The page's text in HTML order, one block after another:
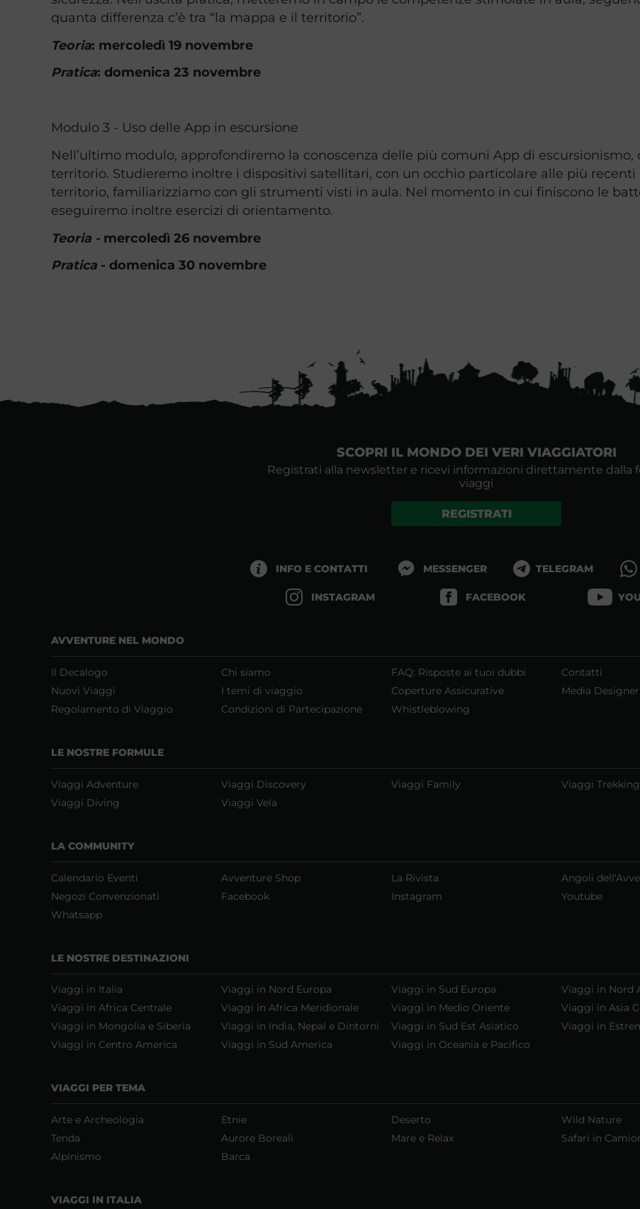
quanta differenza c’è tra “la mappa e il territorio”.
Teoria: mercoledì 19 novembre
Pratica: domenica 23 novembre
Modulo 3 - Uso delle App in escursione
Nell’ultimo modulo, approfondiremo la conoscenza delle più comuni App di escursionismo,
territorio. Studieremo inoltre i dispositivi satellitari, con un occhio particolare alle più recenti
territorio, familiarizziamo con gli strumenti visti in aula. Nel momento in cui finiscono le
eseguiremo inoltre esercizi di orientamento.
Teoria - mercoledì 26 novembre
Pratica - domenica 30 novembre
SCOPRI IL MONDO DEI VERI VIAGGIATORI
Registrati alla newsletter e ricevi informazioni direttamente dalla
viaggi
REGISTRATI
INFO E CONTATTI MESSENGER TELEGRAM
INSTAGRAM FACEBOOK
AVVENTURE NEL MONDO
Il Decalogo Chi siamo FAQ: Risposte ai tuoi dubbi Contatti
Nuovi Viaggi
I temi di viaggio Coperture Assicurative Media Designer
Regolamento di Viaggio
Condizioni di Partecipazione Whistleblowing
LE NOSTRE FORMULE
Viaggi Adventure Viaggi Discovery Viaggi Family Viaggi Trekking
Viaggi Diving
Viaggi Vela
LA COMMUNITY
Calendario Eventi Avventure Shop La Rivista Angoli
Negozi Convenzionati
Facebook Instagram Youtube
Whatsapp
LE NOSTRE DESTINAZIONI
Viaggi in Italia Viaggi in Nord Europa Viaggi in Sud Europa Viaggi in Nord
Viaggi in Africa Centrale
Viaggi in Africa Meridionale Viaggi in Medio Oriente Viaggi in Asia
Viaggi in Mongolia e Siberia
Viaggi in India, Nepal e Dintorni Viaggi in Sud Est Asiatico Viaggi in
Viaggi in Centro America
Viaggi in Sud America Viaggi in Oceania e Pacifico
VIAGGI PER TEMA
Arte e Archeologia Etnie Deserto Wild Nature
Tenda
Aurore Boreali Mare e Relax Safari in
Alpinismo
Barca
VIAGGI IN ITALIA